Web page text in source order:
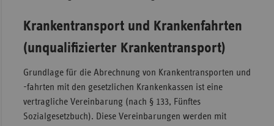
Krankentransport und Krankenfahrten
(unqualifizierter Krankentransport)
Grundlage für die Abrechnung von Krankentransporten und
-fahrten mit den gesetzlichen Krankenkassen ist eine
vertragliche Vereinbarung (nach § 133, Fünftes
Sozialgesetzbuch). Diese Vereinbarungen werden mit